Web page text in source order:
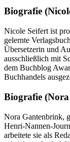
Biografie
Nicole Seifert ist
gelernte
Übersetzerin und
ausschließlich mit
dem Buchblog
Buchhandels
Biografie
Nora Gantenbrink,
Henri-Nannen-
arbeitete sie als